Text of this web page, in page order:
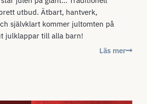
utbud. Ätbart, hantverk,
självklart kommer jultomten på
julklappar till alla barn!
Läs mer